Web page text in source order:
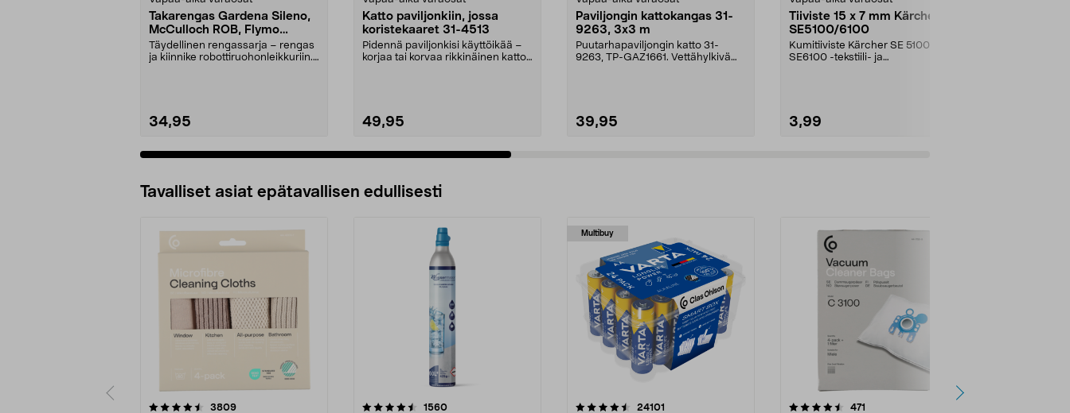
Takarengas Gardena Sileno,
McCulloch ROB, Flymo
Easilife
Täydellinen rengassarja – rengas
ja kiinnike robottiruohonleikkuriin.
34,95
Katto paviljonkiin, jossa
koristekaaret 31-4513
Pidennä paviljonkisi käyttöikää –
korjaa tai korvaa rikkinäinen katto.
49,95
Paviljongin kattokangas 31-
9263, 3x3 m
Puutarhapaviljongin katto 31-
9263, TP-GAZ1661. Vettähylkivä
39,95
Tiiviste 15 x 7 mm Kärcher
SE5100/6100
Kumitiiviste Kärcher SE 5100- ja
SE6100 -tekstiili- ja
3,99
Tavalliset asiat epätavallisen edullisesti
3809arvostelut
4.5viidestä
1560arvostelut
Multibuy
4.5viidestä
24101
4.5viidestä
471
4.5viidestä